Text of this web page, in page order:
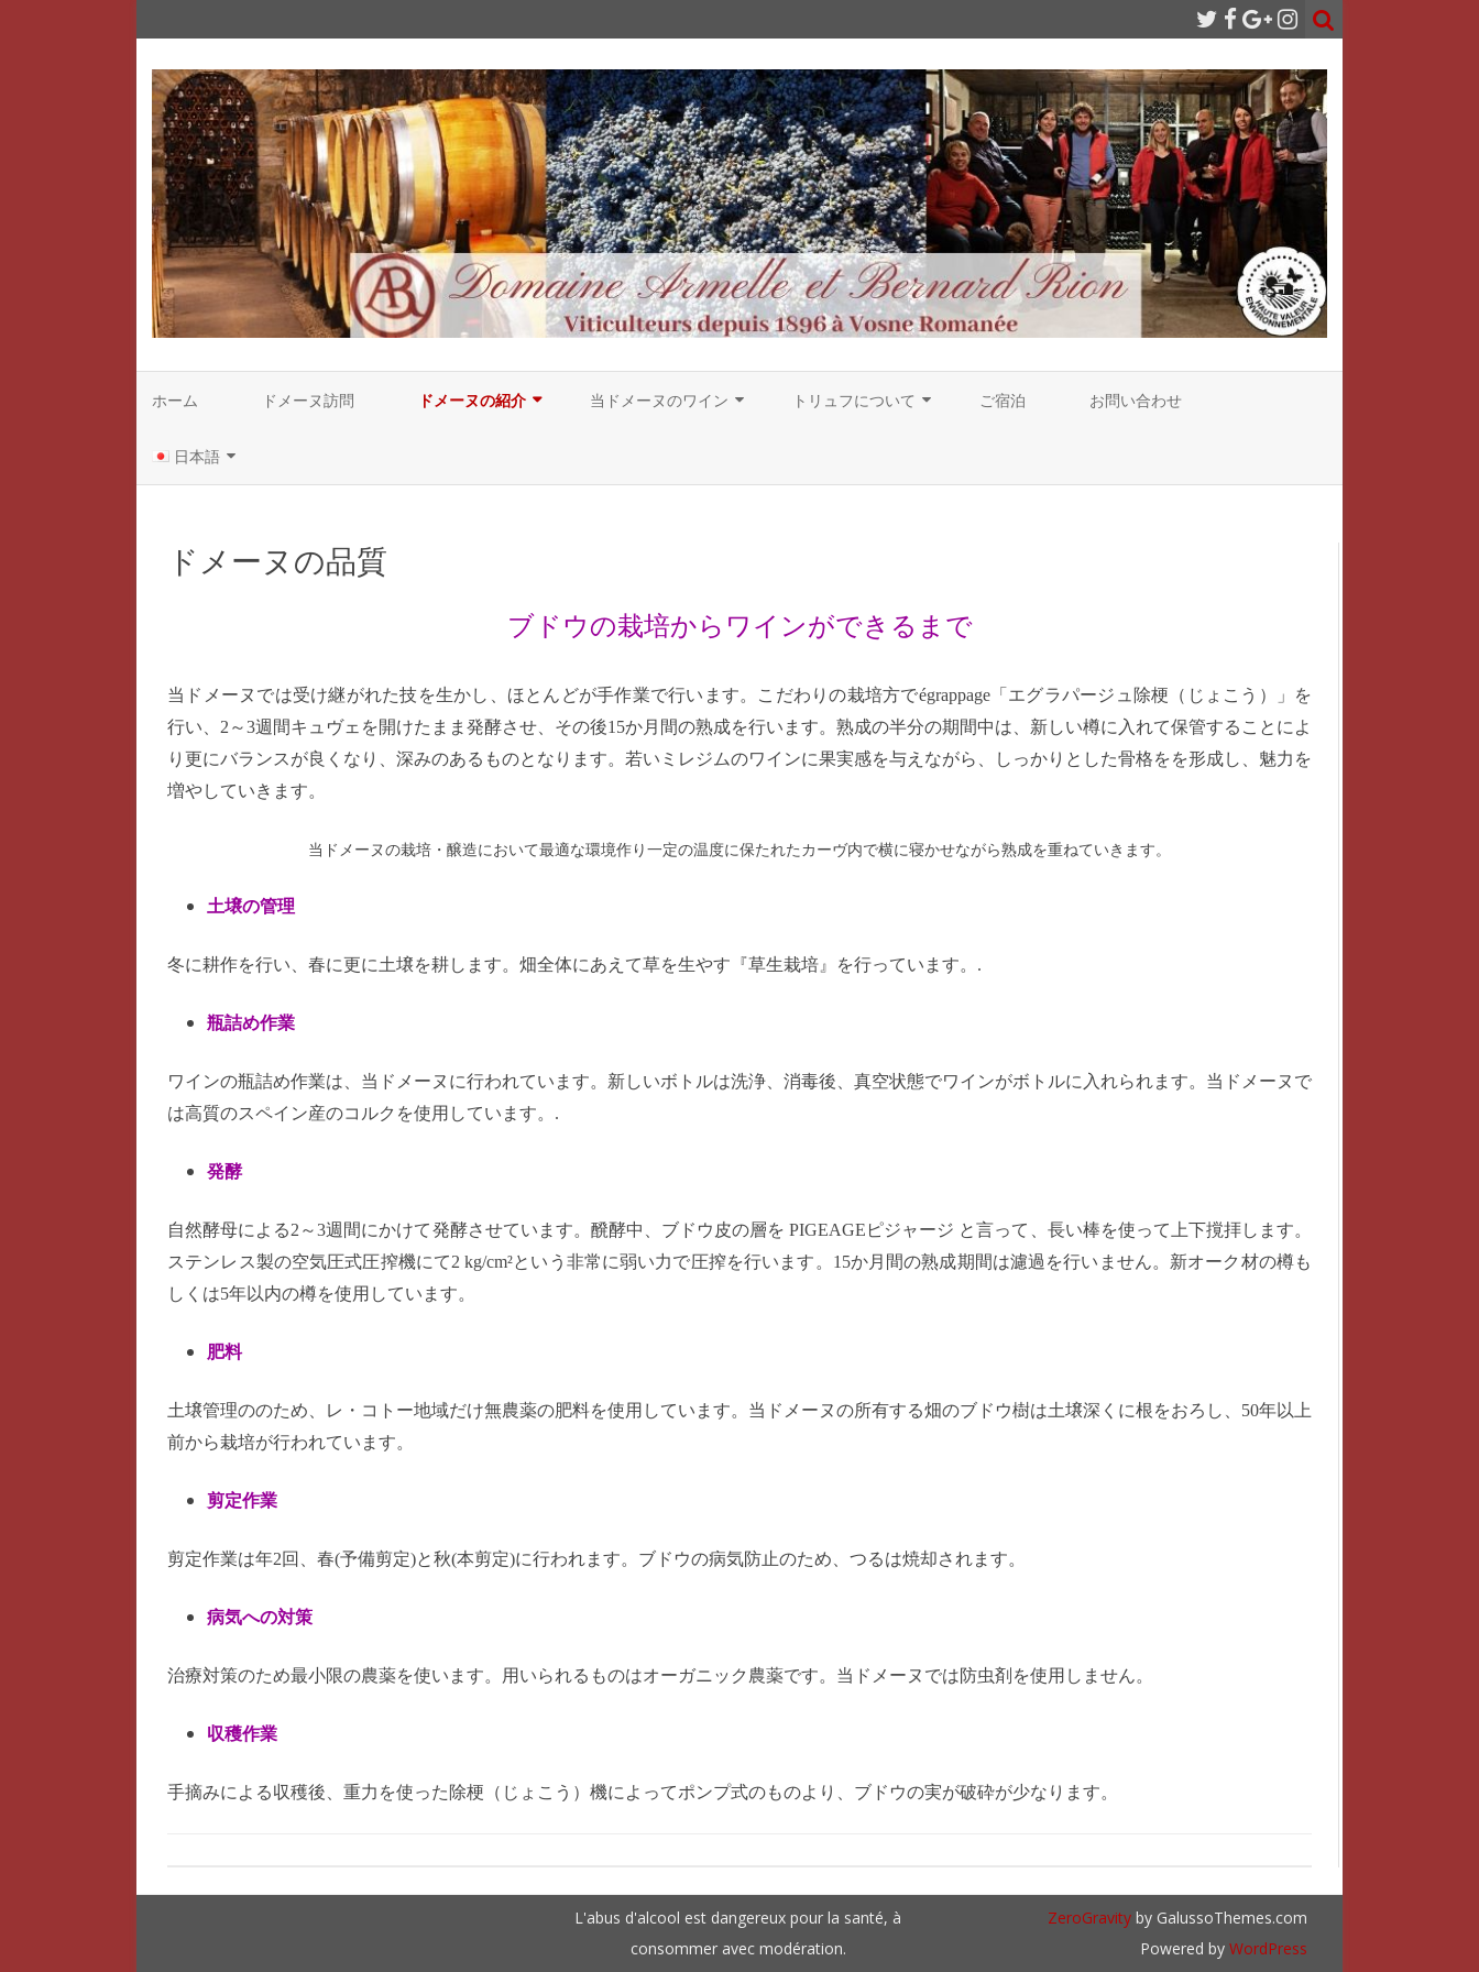
Skip
to
content
ホーム ドメーヌ訪問 ドメーヌの紹介 当ドメーヌのワイン トリュフについて ご宿泊 お問い合わせ
日本語
ENGLISH
ドメーヌの品質
ブドウの栽培からワインができるまで
当ドメーヌでは受け継がれた技を生かし、ほとんどが手作業で行います。こだわりの栽培方でégrappage「エグラパージュ除梗（じょこう）」を
行い、2～3週間キュヴェを開けたまま発酵させ、その後15か月間の熟成を行います。熟成の半分の期間中は、新しい樽に入れて保管することによ
り更にバランスが良くなり、深みのあるものとなります。若いミレジムのワインに果実感を与えながら、しっかりとした骨格をを形成し、魅力を
増やしていきます。
当ドメーヌの栽培・醸造において最適な環境作り一定の温度に保たれたカーヴ内で横に寝かせながら熟成を重ねていきます。
土壌の管理
冬に耕作を行い、春に更に土壌を耕します。畑全体にあえて草を生やす『草生栽培』を行っています。.
瓶詰め作業
ワインの瓶詰め作業は、当ドメーヌに行われています。新しいボトルは洗浄、消毒後、真空状態でワインがボトルに入れられます。当ドメーヌで
は高質のスペイン産のコルクを使用しています。.
発酵
自然酵母による2～3週間にかけて発酵させています。醗酵中、ブドウ皮の層を PIGEAGEピジャージ と言って、長い棒を使って上下撹拝します。
ステンレス製の空気圧式圧搾機にて2 kg/cm²という非常に弱い力で圧搾を行います。15か月間の熟成期間は濾過を行いません。新オーク材の樽も
しくは5年以内の樽を使用しています。
肥料
土壌管理ののため、レ・コトー地域だけ無農薬の肥料を使用しています。当ドメーヌの所有する畑のブドウ樹は土壌深くに根をおろし、50年以上
前から栽培が行われています。
剪定作業
剪定作業は年2回、春(予備剪定)と秋(本剪定)に行われます。ブドウの病気防止のため、つるは焼却されます。
病気への対策
治療対策のため最小限の農薬を使います。用いられるものはオーガニック農薬です。当ドメーヌでは防虫剤を使用しません。
収穫作業
手摘みによる収穫後、重力を使った除梗（じょこう）機によってポンプ式のものより、ブドウの実が破砕が少なります。
L'abus d'alcool est dangereux pour la santé, à
consommer avec modération.
ZeroGravity by GalussoThemes.com
Powered by WordPress